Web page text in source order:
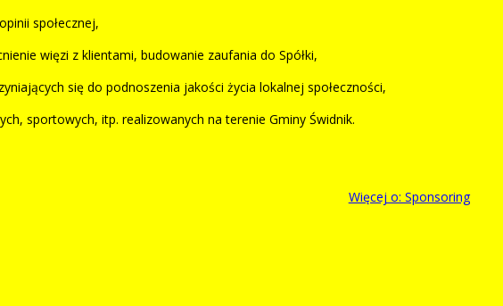
społecznej,
więzi z klientami, budowanie zaufania do Spółki,
się do podnoszenia jakości życia lokalnej społeczności,
sportowych, itp. realizowanych na terenie Gminy Świdnik.
Więcej o: Sponsoring